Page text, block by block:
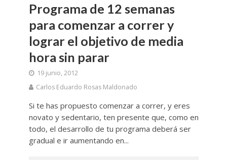
Programa de 12 semanas
para comenzar a correr y
lograr el objetivo de media
hora sin parar
19 junio, 2012
Carlos Eduardo Rosas Maldonado
Si te has propuesto comenzar a correr, y eres
novato y sedentario, ten presente que, como en
todo, el desarrollo de tu programa deberá ser
gradual e ir aumentando en...